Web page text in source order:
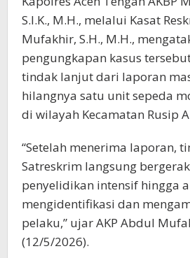
S.I.K., M.H., melalui Kasat
Mufakhir, S.H., M.H.,
pengungkapan kasus
tindak lanjut dari laporan
hilangnya satu unit sepeda
di wilayah Kecamatan Rusip
“Setelah menerima laporan,
Satreskrim langsung
penyelidikan intensif hingga
mengidentifikasi dan
pelaku,” ujar AKP Abdul
(12/5/2026).